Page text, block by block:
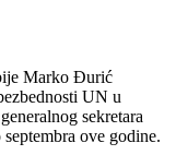
Marko Đurić
UN u
sekretara
ove godine.